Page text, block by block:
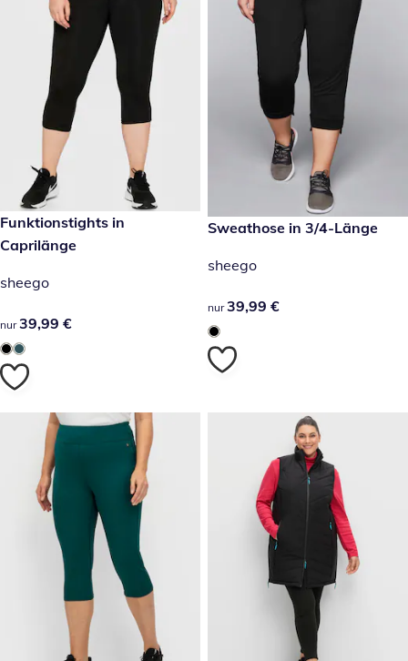
39,99 €
Funktionstights in
Caprilänge
sheego
39,99 €
nur 39,99 €
39,99 €
Sweathose in 3/4-Länge
sheego
39,99 €
nur 39,99 €